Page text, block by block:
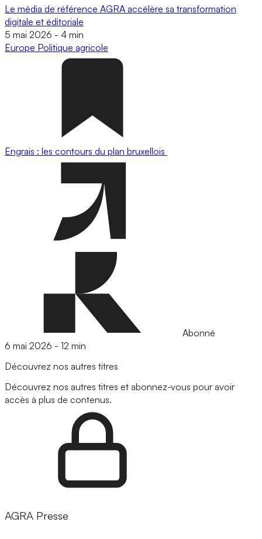
Le média de référence AGRA accélère sa transformation
digitale et éditoriale
5 mai 2026 - 4 min
Europe Politique agricole
Engrais : les contours du plan bruxellois
Abonné
6 mai 2026 - 12 min
Découvrez nos autres titres
Découvrez nos autres titres et abonnez-vous pour avoir
accès à plus de contenus.
AGRA Presse